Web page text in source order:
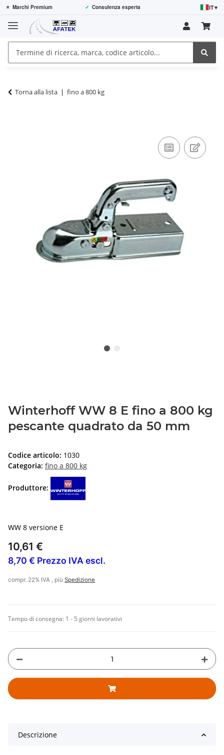
⭐ Marchi Premium ✓ Consulenza esperta IT▾
Torna alla lista fino a 800 kg
Winterhoff WW 8 E fino a 800 kg
pescante quadrato da 50 mm
Codice articolo: 1030
Categoria: fino a 800 kg
Produttore:
WW 8 versione E
10,61 €
8,70 € Prezzo IVA escl.
compr. 22% IVA , più Spedizione
Tempo di consegna: 1 - 5 giorni lavorativi
Descrizione